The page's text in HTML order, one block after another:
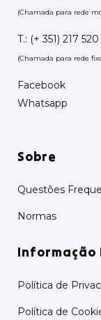
(Chamada para rede
T.: (+ 351) 217
(Chamada para rede
Facebook
Whatsapp
Sobre
Questões
Normas
Informação
Política de
Política de